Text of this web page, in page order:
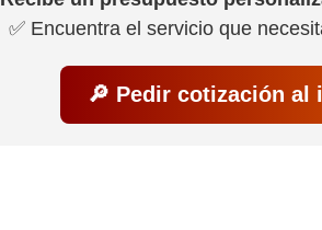
✅ Encuentra el servicio que
🔎 Pedir cotización al